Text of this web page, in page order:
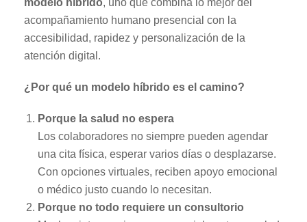
acompañamiento humano presencial con la
accesibilidad, rapidez y personalización de la
atención digital.
¿Por qué un modelo híbrido es el camino?
Porque la salud no espera
Los colaboradores no siempre pueden agendar
una cita física, esperar varios días o desplazarse.
Con opciones virtuales, reciben apoyo emocional
o médico justo cuando lo necesitan.
Porque no todo requiere un consultorio